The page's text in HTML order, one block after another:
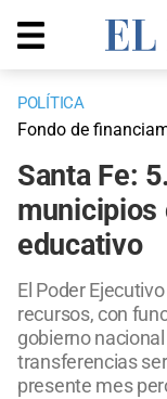
POLÍTICA
Fondo de
Santa Fe:
municipios
educativo
El Poder
recursos, con
gobierno
transferencias
presente mes